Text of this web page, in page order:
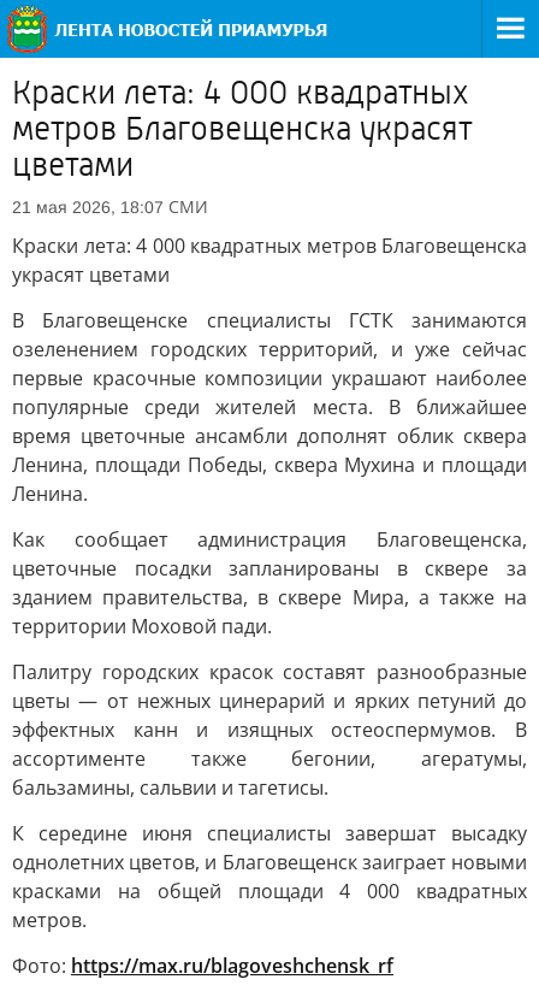
Краски лета: 4 000 квадратных
метров Благовещенска украсят
цветами
21 мая 2026, 18:07 СМИ
Краски лета: 4 000 квадратных метров Благовещенска
украсят цветами
В Благовещенске специалисты ГСТК занимаются
озеленением городских территорий, и уже сейчас
первые красочные композиции украшают наиболее
популярные среди жителей места. В ближайшее
время цветочные ансамбли дополнят облик сквера
Ленина, площади Победы, сквера Мухина и площади
Ленина.
Как сообщает администрация Благовещенска,
цветочные посадки запланированы в сквере за
зданием правительства, в сквере Мира, а также на
территории Моховой пади.
Палитру городских красок составят разнообразные
цветы — от нежных цинерарий и ярких петуний до
эффектных канн и изящных остеоспермумов. В
ассортименте также бегонии, агератумы,
бальзамины, сальвии и тагетисы.
К середине июня специалисты завершат высадку
однолетних цветов, и Благовещенск заиграет новыми
красками на общей площади 4 000 квадратных
метров.
Фото: https://max.ru/blagoveshchensk_rf